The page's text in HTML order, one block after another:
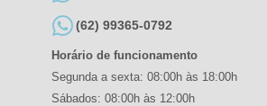
(62) 99365-0792
Horário de funcionamento
Segunda a sexta: 08:00h às 18:00h
Sábados: 08:00h às 12:00h